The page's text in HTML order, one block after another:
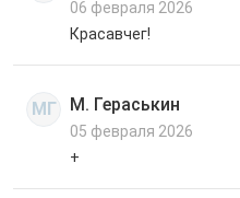
06 февраля 2026
Красавчег!
МГ М. Гераськин
05 февраля 2026
+